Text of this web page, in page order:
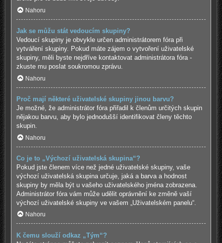
Nahoru
Jak se můžu stát vedoucím skupiny?
Vedoucí skupiny je obvykle určen administrátorem fóra při
vytváření skupiny. Pokud máte zájem o vytvoření uživatelské
skupiny, měli byste nejdříve kontaktovat administrátora fóra -
zkuste mu poslat soukromou zprávu.
Nahoru
Proč mají některé uživatelské skupiny jinou barvu?
Je možné, že administrátor fóra přiřadil k členům určitých skupin
nějakou barvu, aby bylo jednodušší identifikovat členy těchto
skupin.
Nahoru
Co je to „Výchozí uživatelská skupina“?
Pokud jste členem více než jedné uživatelské skupiny, vaše
výchozí uživatelská skupina určuje, jaká a barva a hodnost
skupiny by měla být u vašeho uživatelského jména zobrazena.
Administrátor fóra vám může udělit oprávnění ke změně vaší
výchozí uživatelské skupiny ve vašem „Uživatelském panelu“.
Nahoru
K čemu slouží odkaz „Tým“?